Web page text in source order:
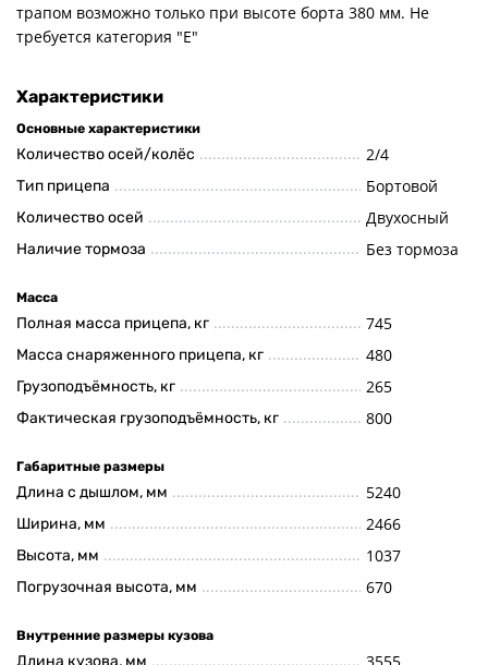
трапом возможно только при высоте борта 380 мм. Не
требуется категория "Е"
Характеристики
Основные характеристики
Количество осей/колёс 2/4
Тип прицепа Бортовой
Количество осей Двухосный
Наличие тормоза Без тормоза
Масса
Полная масса прицепа, кг 745
Масса снаряженного прицепа, кг 480
Грузоподъёмность, кг 265
Фактическая грузоподъёмность, кг 800
Габаритные размеры
Длина с дышлом, мм 5240
Ширина, мм 2466
Высота, мм 1037
Погрузочная высота, мм 670
Внутренние размеры кузова